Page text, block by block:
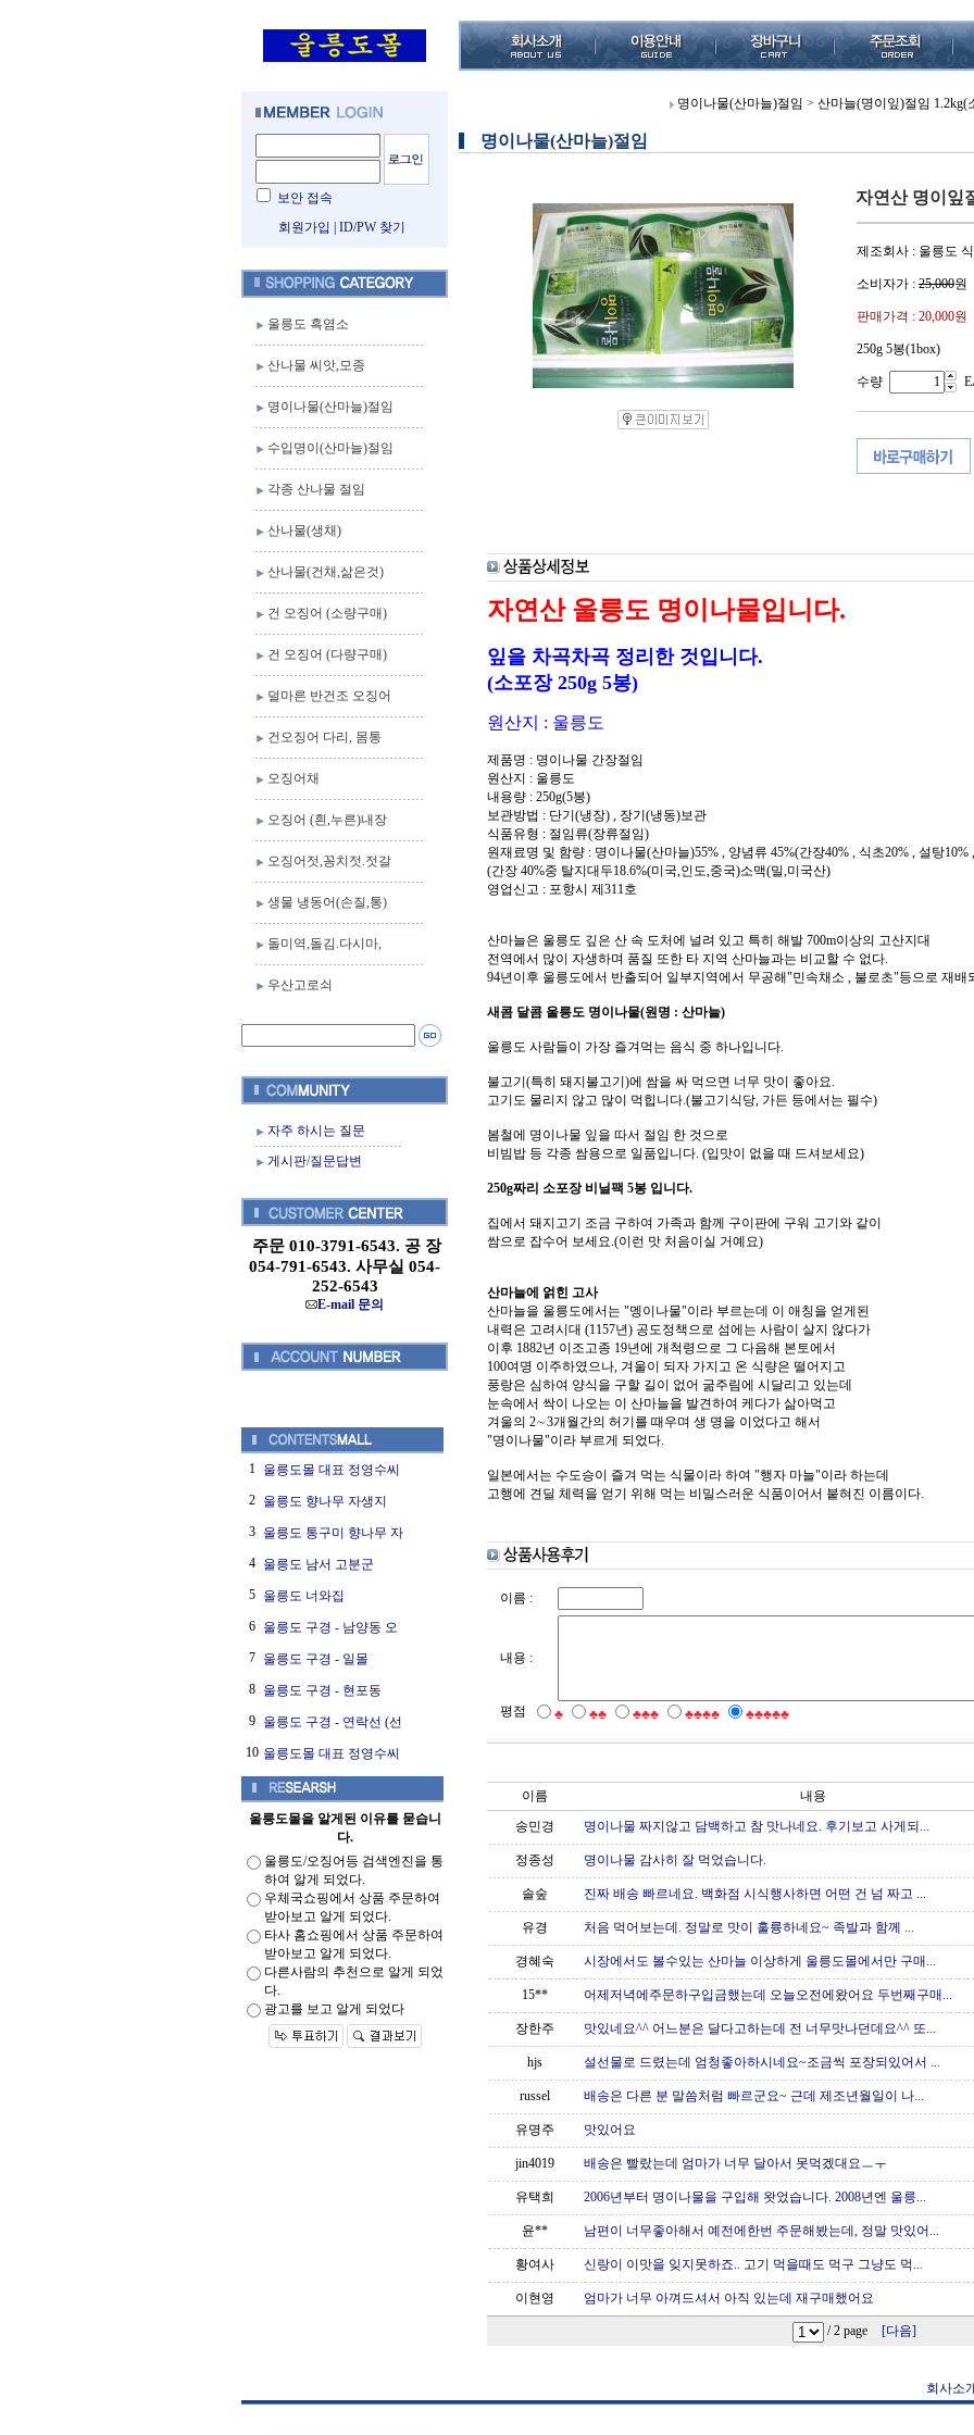
보안 접속
회원가입
ID/PW 찾기
울릉도 흑염소
산나물 씨앗,모종
명이나물(산마늘)절임
수입명이(산마늘)절임
각종 산나물 절임
산나물(생채)
산나물(건채,삶은것)
건 오징어 (소량구매)
건 오징어 (다량구매)
덜마른 반건조 오징어
건오징어 다리, 몸통
오징어채
오징어 (흰,누른)내장
오징어젓,꽁치젓.젓갈
생물 냉동어(손질,통)
돌미역,돌김.다시마,
우산고로쇠
자주 하시는 질문
게시판/질문답변
주문 010-3791-6543. 공 장
054-791-6543. 사무실 054-
252-6543
E-mail 문의
1 울릉도몰 대표 정영수씨
2 울릉도 향나무 자생지
3 울릉도 통구미 향나무 자
4 울릉도 남서 고분군
5 울릉도 너와집
6 울릉도 구경 - 남양동 오
7 울릉도 구경 - 일몰
8 울릉도 구경 - 현포동
9 울릉도 구경 - 연락선 (선
10 울릉도몰 대표 정영수씨
울릉도몰을 알게된 이유를 묻습니
다.
울릉도/오징어등 검색엔진을 통
하여 알게 되었다.
우체국쇼핑에서 상품 주문하여
받아보고 알게 되었다.
타사 홈쇼핑에서 상품 주문하여
받아보고 알게 되었다.
다른사람의 추천으로 알게 되었
다.
광고를 보고 알게 되었다
명이나물(산마늘)절임 > 산마늘(명이잎)절임 1.2kg(
명이나물(산마늘)절임
자연산 명이잎
제조회사 : 울릉도
소비자가 : 25,000원
판매가격 : 20,000원
250g 5봉(1box)
수량
자연산 울릉도 명이나물입니다.
잎을 차곡차곡 정리한 것입니다.
(소포장 250g 5봉)
원산지 : 울릉도
제품명 : 명이나물 간장절임
원산지 : 울릉도
내용량 : 250g(5봉)
보관방법 : 단기(냉장) , 장기(냉동)보관
식품유형 : 절임류(장류절임)
원재료명 및 함량 : 명이나물(산마늘)55% , 양념류 45%(간장40% , 식초20% , 설탕10%
(간장 40%중 탈지대두18.6%(미국,인도,중국)소맥(밀,미국산)
영업신고 : 포항시 제311호
산마늘은 울릉도 깊은 산 속 도처에 널려 있고 특히 해발 700m이상의 고산지대
전역에서 많이 자생하며 품질 또한 타 지역 산마늘과는 비교할 수 없다.
94년이후 울릉도에서 반출되어 일부지역에서 무공해"민속채소 , 불로초"등으로 재배
새콤 달콤 울릉도 명이나물(원명 : 산마늘)
울릉도 사람들이 가장 즐겨먹는 음식 중 하나입니다.
불고기(특히 돼지불고기)에 쌈을 싸 먹으면 너무 맛이 좋아요.
고기도 물리지 않고 많이 먹힙니다.(불고기식당, 가든 등에서는 필수)
봄철에 명이나물 잎을 따서 절임 한 것으로
비빔밥 등 각종 쌈용으로 일품입니다. (입맛이 없을 때 드셔보세요)
250g짜리 소포장 비닐팩 5봉 입니다.
집에서 돼지고기 조금 구하여 가족과 함께 구이판에 구워 고기와 같이
쌈으로 잡수어 보세요.(이런 맛 처음이실 거예요)
산마늘에 얽힌 고사
산마늘을 울릉도에서는 "멩이나물"이라 부르는데 이 애칭을 얻게된
내력은 고려시대 (1157년) 공도정책으로 섬에는 사람이 살지 않다가
이후 1882년 이조고종 19년에 개척령으로 그 다음해 본토에서
100여명 이주하였으나, 겨울이 되자 가지고 온 식량은 떨어지고
풍랑은 심하여 양식을 구할 길이 없어 굶주림에 시달리고 있는데
눈속에서 싹이 나오는 이 산마늘을 발견하여 케다가 삶아먹고
겨울의 2∼3개월간의 허기를 때우며 생 명을 이었다고 해서
"명이나물"이라 부르게 되었다.
일본에서는 수도승이 즐겨 먹는 식물이라 하여 "행자 마늘"이라 하는데
고행에 견딜 체력을 얻기 위해 먹는 비밀스러운 식품이어서 붙혀진 이름이다.
이름 :
내용 :
평점 ♣ ♣♣ ♣♣♣ ♣♣♣♣ ♣♣♣♣♣
이름 내용
송민경
명이나물 짜지않고 담백하고 참 맛나네요. 후기보고 사게되...
정종성 명이나물 감사히 잘 먹었습니다.
솔숲 진짜 배송 빠르네요. 백화점 시식행사하면 어떤 건 넘 짜고 ...
유경 처음 먹어보는데. 정말로 맛이 훌륭하네요~ 족발과 함께 ...
경혜숙 시장에서도 볼수있는 산마늘 이상하게 울릉도몰에서만 구매...
15** 어제저녁에주문하구입금했는데 오늘오전에왔어요 두번째구매...
장한주 맛있네요^^ 어느분은 달다고하는데 전 너무맛나던데요^^ 또...
hjs 설선물로 드렸는데 엄청좋아하시네요~조금씩 포장되있어서 ...
russel 배송은 다른 분 말씀처럼 빠르군요~ 근데 제조년월일이 나...
유명주 맛있어요
jin4019 배송은 빨랐는데 엄마가 너무 달아서 못먹겠대요ㅡㅜ
유택희 2006년부터 명이나물을 구입해 왓었습니다. 2008년엔 울릉...
윤** 남편이 너무좋아해서 예전에한번 주문해봤는데, 정말 맛있어...
황여사 신랑이 이맛을 잊지못하죠.. 고기 먹을때도 먹구 그냥도 먹...
이현영 엄마가 너무 아껴드셔서 아직 있는데 재구매했어요
/ 2 page [다음]
회사소